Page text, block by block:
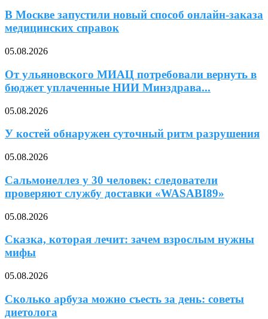
В Москве запустили новый способ онлайн-заказа
медицинских справок
05.08.2026
От ульяновского МИАЦ потребовали вернуть в
бюджет уплаченные НИИ Минздрава...
05.08.2026
У костей обнаружен суточный ритм разрушения
05.08.2026
Сальмонеллез у 30 человек: следователи
проверяют службу доставки «WASABI89»
05.08.2026
Сказка, которая лечит: зачем взрослым нужны
мифы
05.08.2026
Сколько арбуза можно съесть за день: советы
диетолога